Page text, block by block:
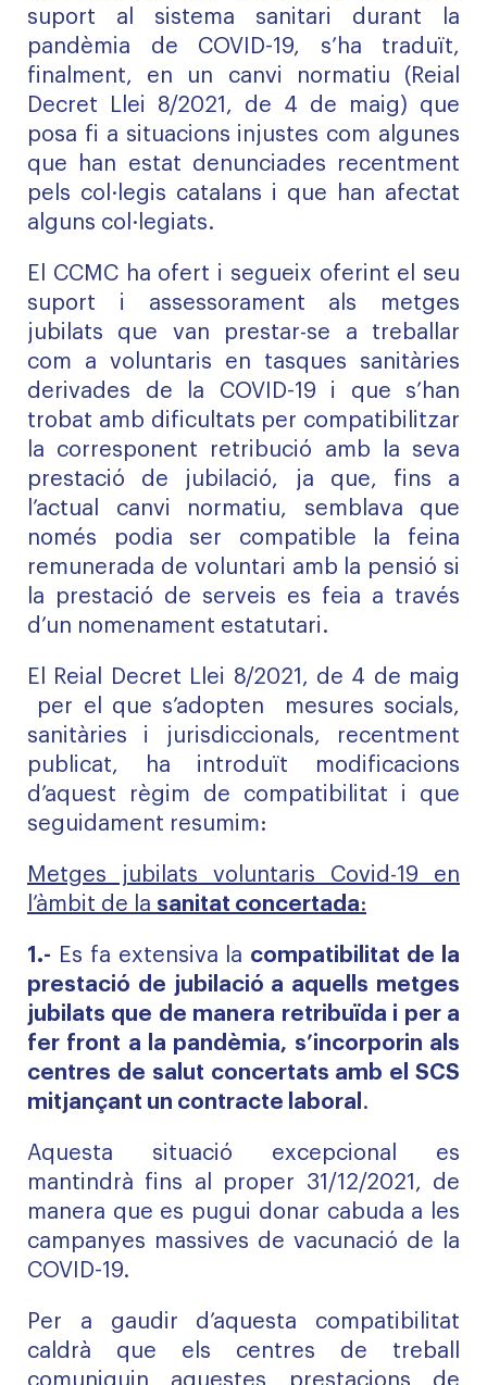
suport al sistema sanitari durant la
pandèmia de COVID-19, s’ha traduït,
finalment, en un canvi normatiu ( Reial
Decret Llei 8/2021, de 4 de maig ) que
posa fi a situacions injustes com algunes
que han estat denunciades recentment
pels col·legis catalans i que han afectat
alguns col·legiats.
El CCMC ha ofert i segueix oferint el seu
suport i assessorament als metges
jubilats que van prestar-se a treballar
com a voluntaris en tasques sanitàries
derivades de la COVID-19 i que s’han
trobat amb dificultats per compatibilitzar
la corresponent retribució amb la seva
prestació de jubilació, ja que, fins a
l’actual canvi normatiu, semblava que
només podia ser compatible la feina
remunerada de voluntari amb la pensió si
la prestació de serveis es feia a través
d’un nomenament estatutari.
El
Reial Decret Llei 8/2021, de 4 de maig
per el que s’adopten mesures socials,
sanitàries i jurisdiccionals, recentment
publicat, ha introduït modificacions
d’aquest règim de compatibilitat i que
seguidament resumim:
Metges jubilats voluntaris Covid-19 en
l’àmbit de la sanitat concertada:
1.- Es fa extensiva la compatibilitat de la
prestació de jubilació a aquells metges
jubilats que de manera retribuïda i per a
fer front a la pandèmia, s’incorporin als
centres de salut concertats amb el SCS
mitjançant un contracte laboral .
Aquesta situació excepcional es
mantindrà fins al proper 31/12/2021, de
manera que es pugui donar cabuda a les
campanyes massives de vacunació de la
COVID-19.
Per a gaudir d’aquesta compatibilitat
caldrà que els centres de treball
comuniquin aquestes prestacions de